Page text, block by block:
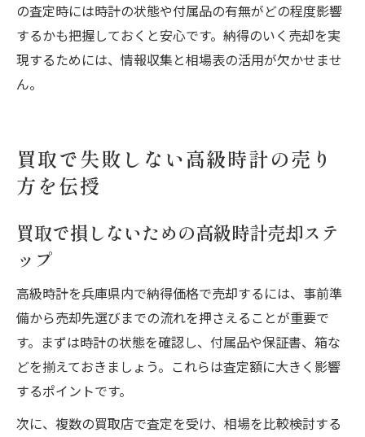
の査定時には時計の状態や付属品の有無がどの程度影響
するかも把握しておくと安心です。納得のいく売却を実
現するためには、情報収集と相場表の活用が欠かせませ
ん。
買取で失敗しない高級時計の売り
方を伝授
買取で損しないための高級時計売却ステ
ップ
高級時計を兵庫県内で納得価格で売却するには、事前準
備から売却先選びまでの流れを押さえることが重要で
す。まずは時計の状態を確認し、付属品や保証書、箱な
どを揃えておきましょう。これらは査定額に大きく影響
するポイントです。
次に、複数の買取店で査定を受け、相場を比較検討する